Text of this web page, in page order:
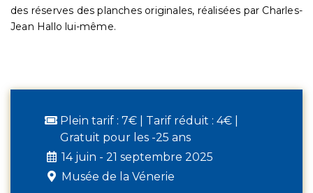
des réserves des planches originales, réalisées par Charles-
Jean Hallo lui-même.
Plein tarif : 7€ | Tarif réduit : 4€ |
Gratuit pour les -25 ans
14 juin - 21 septembre 2025
Musée de la Vénerie